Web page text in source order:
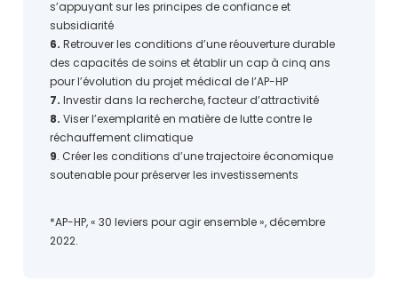
s’appuyant sur les principes de confiance et
subsidiarité
6. Retrouver les conditions d’une réouverture durable
des capacités de soins et établir un cap à cinq ans
pour l’évolution du projet médical de l’AP-HP
7. Investir dans la recherche, facteur d’attractivité
8. Viser l’exemplarité en matière de lutte contre le
réchauffement climatique
9. Créer les conditions d’une trajectoire économique
soutenable pour préserver les investissements
*AP-HP, « 30 leviers pour agir ensemble », décembre
2022.